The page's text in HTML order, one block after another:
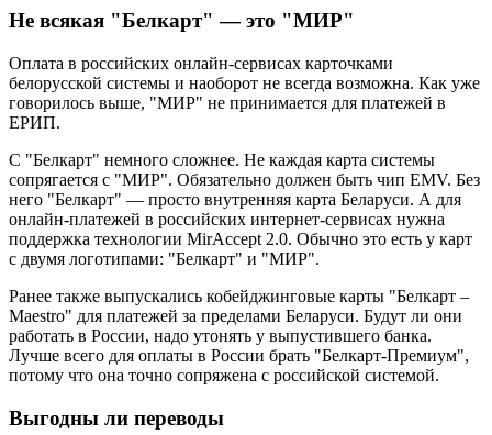
Не всякая "Белкарт" — это "МИР"
Оплата в российских онлайн-сервисах карточками
белорусской системы и наоборот не всегда возможна. Как уже
говорилось выше, "МИР" не принимается для платежей в
ЕРИП.
С "Белкарт" немного сложнее. Не каждая карта системы
сопрягается с "МИР". Обязательно должен быть чип EMV. Без
него "Белкарт" — просто внутренняя карта Беларуси. А для
онлайн-платежей в российских интернет-сервисах нужна
поддержка технологии MirAccept 2.0. Обычно это есть у карт
с двумя логотипами: "Белкарт" и "МИР".
Ранее также выпускались кобейджинговые карты "Белкарт –
Maestro" для платежей за пределами Беларуси. Будут ли они
работать в России, надо утонять у выпустившего банка.
Лучше всего для оплаты в России брать "Белкарт-Премиум",
потому что она точно сопряжена с российской системой.
Выгодны ли переводы